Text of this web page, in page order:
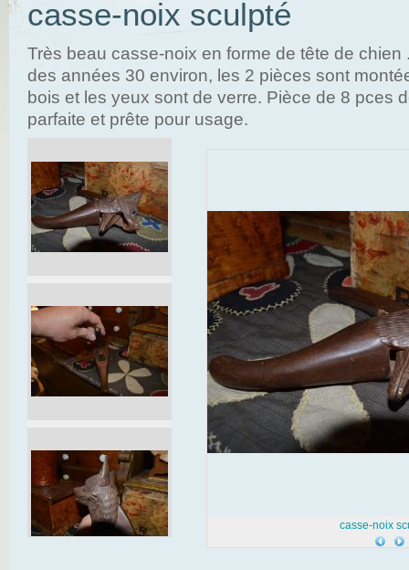
casse-noix sculpté
Très beau casse-noix en forme de tête de chien
des années 30 environ, les 2 pièces sont
bois et les yeux sont de verre. Pièce de 8 pces
parfaite et prête pour usage.
casse-noix